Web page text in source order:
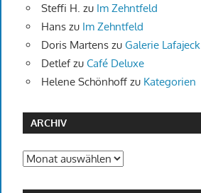
Steffi H. zu Im Zehntfeld
Hanszu Im Zehntfeld
Doris Martenszu Galerie Lafajeck
Detlefzu Café Deluxe
Helene Schönhoffzu Kategorien
ARCHIV
Archiv